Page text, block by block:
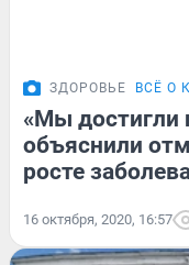
ЗДОРОВЬЕ ВСЁ О
«Мы достигли
объяснили
росте
16 октября, 2020, 16:57